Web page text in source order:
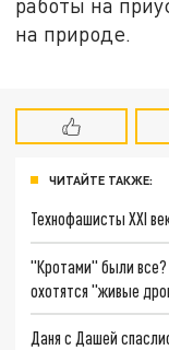
работы на
на природе.
ЧИТАЙТЕ ТАКЖЕ:
Технофашисты XXI
"Кротами" были все?
охотятся "живые
Даня с Дашей